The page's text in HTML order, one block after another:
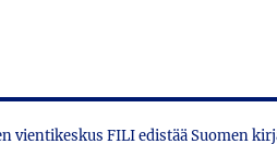
vientikeskus FILI edistää Suomen